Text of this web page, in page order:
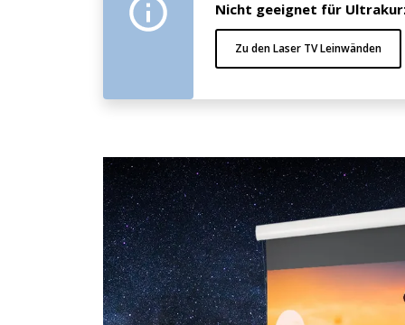
Nicht geeignet für
Zu den Laser TV Leinwänden